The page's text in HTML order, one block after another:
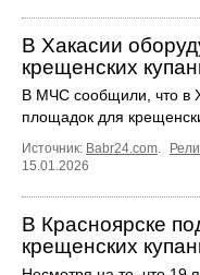
В Хакасии
крещенских
В МЧС сообщили, что в
площадок для
Источник: Babr24.com.
15.01.2026
В Красноярске
крещенских